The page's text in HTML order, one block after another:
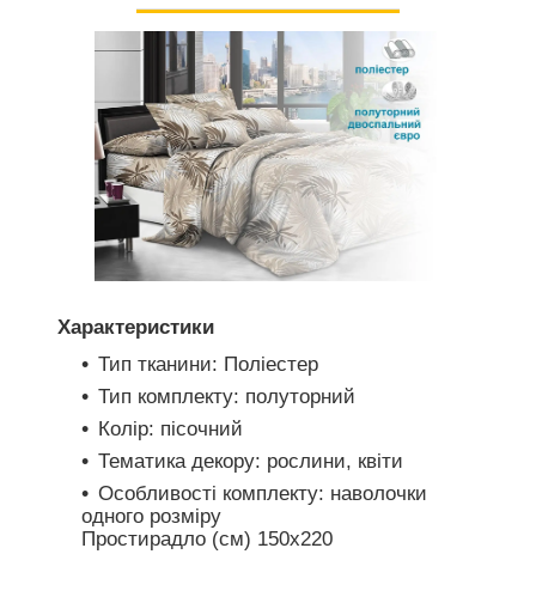
Характеристики
Тип тканини: Поліестер
Тип комплекту: полуторний
Колір: пісочний
Тематика декору: рослини, квіти
Особливості комплекту: наволочки
одного розміру
Простирадло (см) 150х220